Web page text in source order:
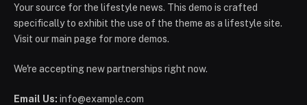
Your source for the lifestyle news. This demo is crafted
specifically to exhibit the use of the theme as a lifestyle site.
Visit our main page for more demos.
We're accepting new partnerships right now.
Email Us: info@example.com